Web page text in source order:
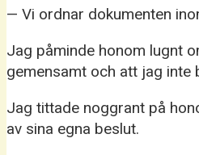
— Vi ordnar dokumenten
Jag påminde honom lugnt
gemensamt och att jag inte
Jag tittade noggrant på
av sina egna beslut.